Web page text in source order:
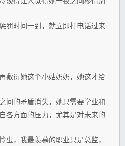
罚时间一到，就立即打电话过来
敷衍她这个小姑奶奶，她这才给
间的矛盾消失，她只需要学业和
各方面的压力，尤其是对未来的
虫，我最羡慕的职业只是总监，